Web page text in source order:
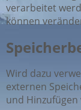
verarbeitet
können
Wird dazu
externen
und Hinzufügen